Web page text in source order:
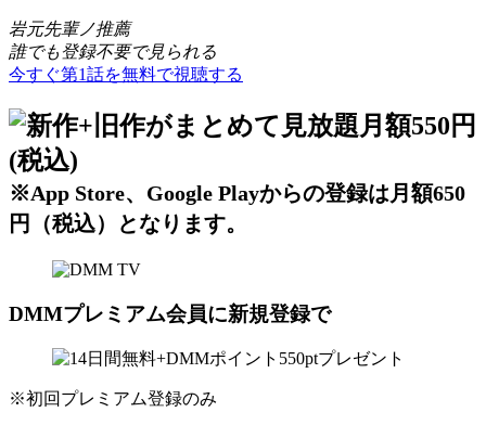
岩元先輩ノ推薦
誰でも登録不要で見られる
今すぐ第1話を無料で視聴する
※App Store、Google Playからの登録は月額650
円（税込）となります。
DMMプレミアム会員に新規登録で
※初回プレミアム登録のみ